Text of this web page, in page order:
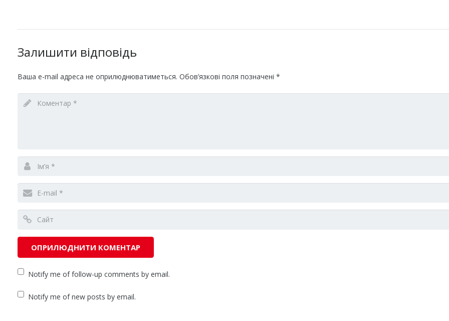
Залишити відповідь
Ваша e-mail адреса не оприлюднюватиметься. Обов’язкові поля позначені *
Notify me of follow-up comments by email.
Notify me of new posts by email.